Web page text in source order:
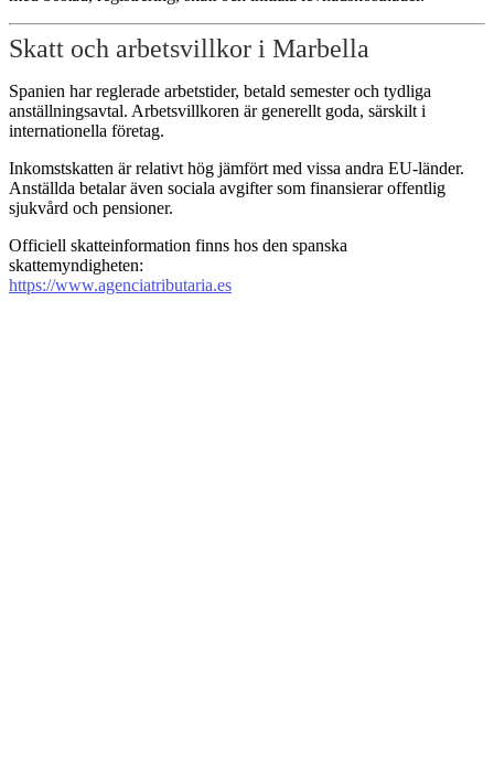
Skatt och arbetsvillkor i Marbella
Spanien har reglerade arbetstider, betald semester och tydliga
anställningsavtal. Arbetsvillkoren är generellt goda, särskilt i
internationella företag.
Inkomstskatten är relativt hög jämfört med vissa andra EU-länder.
Anställda betalar även sociala avgifter som finansierar offentlig
sjukvård och pensioner.
Officiell skatteinformation finns hos den spanska
skattemyndigheten:
https://www.agenciatributaria.es